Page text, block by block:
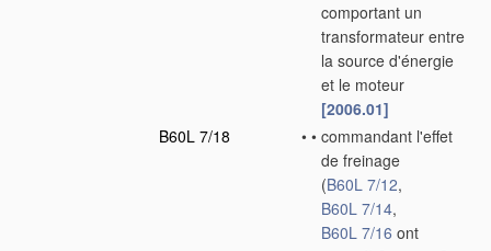
comportant un
transformateur entre
la source d'énergie
et le moteur
[2006.01]
B60L 7/18
• • commandant l'effet
de freinage
(B60L 7/12,
B60L 7/14,
B60L 7/16 ont